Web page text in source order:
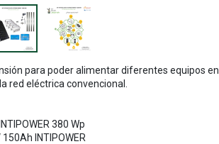
para poder alimentar diferentes equipos en
red eléctrica convencional.
380 Wp
INTIPOWER